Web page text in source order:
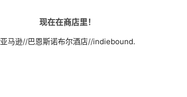
现在在商店里！
亚马逊//巴恩斯诺布尔酒店//indiebound.